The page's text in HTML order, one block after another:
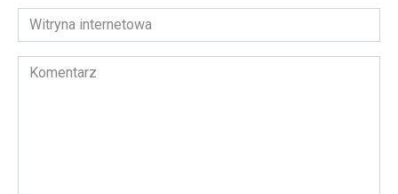
*Witryna
internetowa
Komentarz